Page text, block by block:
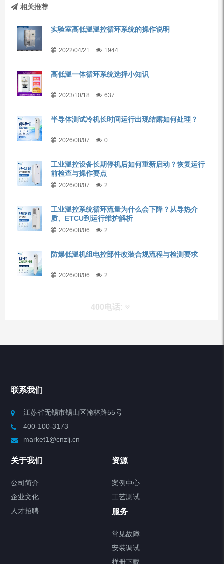
相关推荐
实验室高低温温控循环系统的操作说明
2022/04/21 1944
高低温一体循环系统选择小知识
2023/10/18 637
半导体测试冷机长时间运行出现结露如何处理？
2026/08/07 0
工业温控设备长期停机后如何重新启动？恢复运行
前检查与操作要点
2026/08/07 2
工业温控系统循环流量为什么会下降？从导热介
质、ETCU到运行维护解析
2026/08/06 2
防爆低温机组电控部件改装合规流程与检测要求
2026/08/06 2
400电话:
制冷加热动态控温系统
Chiller气体控温系统
联系我们
江苏省无锡市锡山区翰林路55号
400-100-3173
market1@cnzlj.cn
关于我们
公司简介
企业文化
人才招聘
资源
案例中心
工艺测试
服务
常见故障
安装调试
样册下载